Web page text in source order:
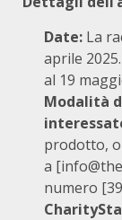
Date: La
aprile
al 19
Modalità
prodotto,
a
numero